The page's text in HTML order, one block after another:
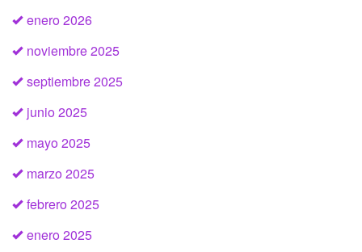
enero 2026
noviembre 2025
septiembre 2025
junio 2025
mayo 2025
marzo 2025
febrero 2025
enero 2025